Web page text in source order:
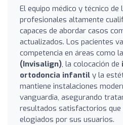
El equipo médico y técnico de
profesionales altamente
capaces de abordar casos
actualizados. Los pacientes
competencia en áreas como la
(Invisalign), la colocación de
ortodoncia infantil y la
mantiene instalaciones
vanguardia, asegurando
resultados satisfactorios que
elogiados por sus usuarios.